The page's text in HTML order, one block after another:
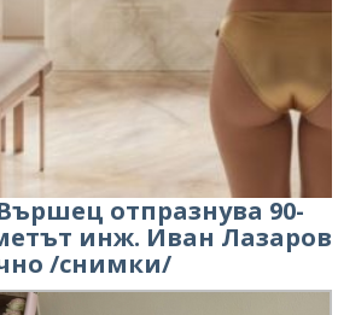
отпразнува 90-
инж. Иван Лазаров
/снимки/